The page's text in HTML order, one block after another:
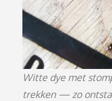
Witte dye met
trekken — zo